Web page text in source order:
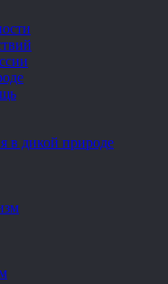
в дикой природе